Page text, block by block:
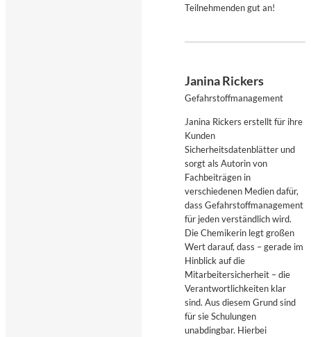
Teilnehmenden gut an!
Janina Rickers
Gefahrstoffmanagement
Janina Rickers erstellt für ihre
Kunden
Sicherheitsdatenblätter und
sorgt als Autorin von
Fachbeiträgen in
verschiedenen Medien dafür,
dass Gefahrstoffmanagement
für jeden verständlich wird.
Die Chemikerin legt großen
Wert darauf, dass – gerade im
Hinblick auf die
Mitarbeitersicherheit – die
Verantwortlichkeiten klar
sind. Aus diesem Grund sind
für sie Schulungen
unabdingbar. Hierbei